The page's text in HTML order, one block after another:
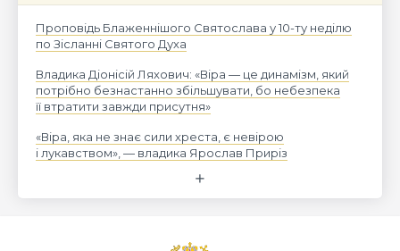
Проповідь Блаженнішого Святослава у 10-ту неділю
по Зісланні Святого Духа
Владика Діонісій Ляхович: «Віра — це динамізм, який
потрібно безнастанно збільшувати, бо небезпека
її втратити завжди присутня»
«Віра, яка не знає сили хреста, є невірою
і лукавством», — владика Ярослав Приріз